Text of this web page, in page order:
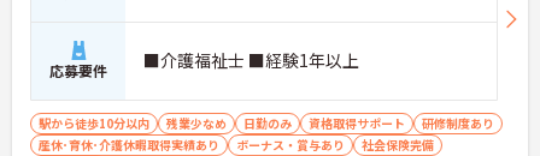
応募要件 ■介護福祉士 ■経験1年以上
駅から徒歩10分以内 残業少なめ 日勤のみ 資格取得サポート
研修制度あり
産休･育休･介護休暇取得実績あり
ボーナス・賞与あり
社会保険完備